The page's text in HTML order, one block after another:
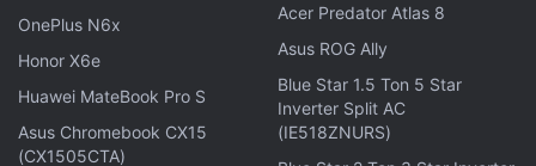
रियर कैमरा
50-मेगापिक्सल + 5-मेगापिक्सल +
8 जीबी
स्टोरेज 128 जीबी
शाओमी 12T Pro
OnePlus N6x
Honor X6e
Huawei MateBook Pro S
Asus Chromebook CX15
(CX1505CTA)
Acer Predator Atlas 8
Asus ROG Ally
Blue Star 1.5 Ton 5 Star
Inverter Split AC
(IE518ZNURS)